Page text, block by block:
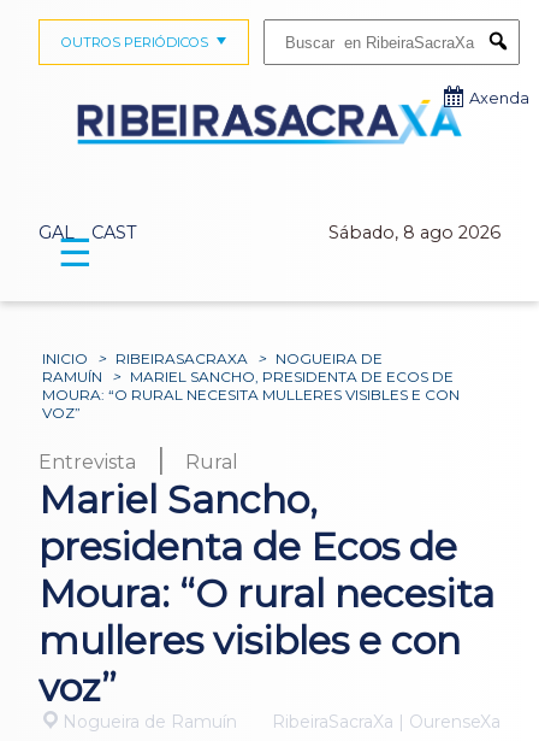
GAL CAST Sábado, 8 ago 2026
OUTROS PERIÓDICOS
Axenda
☰
INICIO > RIBEIRASACRAXA > NOGUEIRA DE
RAMUÍN
> MARIEL SANCHO, PRESIDENTA DE ECOS DE
MOURA: “O RURAL NECESITA MULLERES VISIBLES E CON
VOZ”
Entrevista | Rural
Mariel Sancho,
presidenta de Ecos de
Moura: “O rural necesita
mulleres visibles e con
voz”
Nogueira de Ramuín RibeiraSacraXa | OurenseXa